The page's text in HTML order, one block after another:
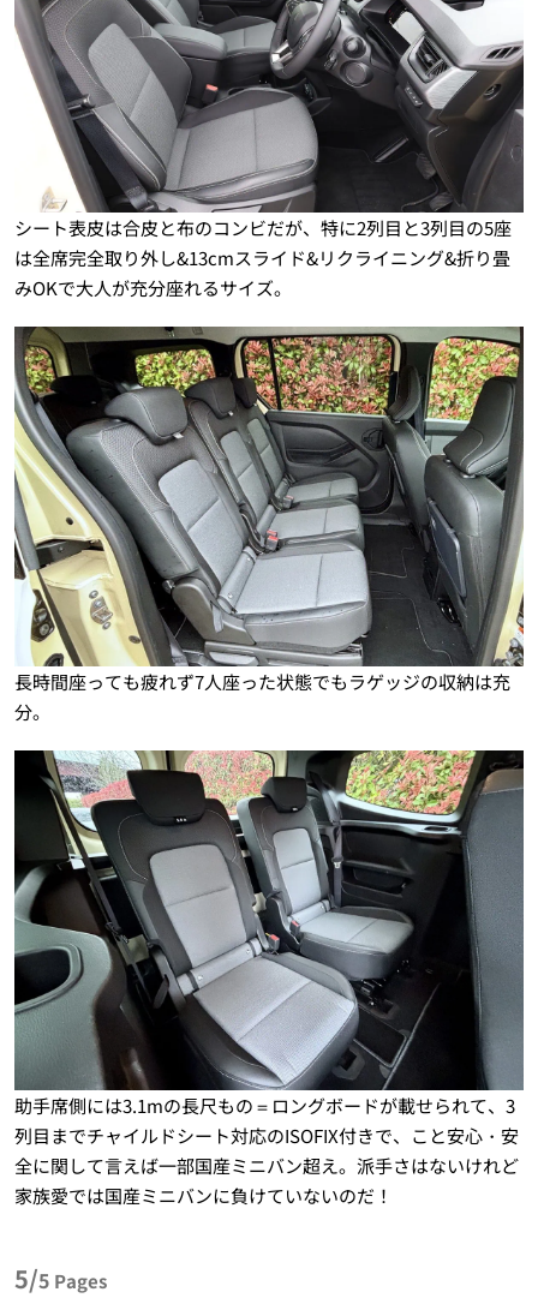
シート表皮は合皮と布のコンビだが、特に2列目と3列目の5座
は全席完全取り外し&13cmスライド&リクライニング&折り畳
みOKで大人が充分座れるサイズ。
長時間座っても疲れず7人座った状態でもラゲッジの収納は充
分。
助手席側には3.1mの長尺もの＝ロングボードが載せられて、3
列目までチャイルドシート対応のISOFIX付きで、こと安心・安
全に関して言えば一部国産ミニバン超え。派手さはないけれど
家族愛では国産ミニバンに負けていないのだ！
5/5 Pages